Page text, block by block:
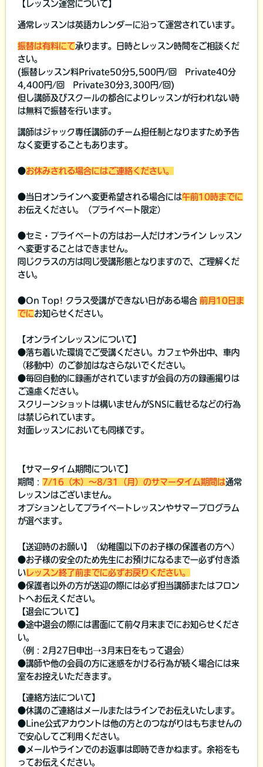
【レッスン運営について】
通常レッスンは英語カレンダーに沿って運営されています。
振替は有料にて承ります。日時とレッスン時間をご相談くだ
さい。
(振替レッスン料Private50分5,500円/回 Private40分
4,400円/回 Private30分3,300円/回)
但し講師及びスクールの都合によりレッスンが行われない時
は無料で振替を行います。
講師はジャック専任講師のチーム担任制となりますため予告
なく変更することもあります。
●お休みされる場合にはご連絡ください。
●当日オンラインへ変更希望される場合には午前10時までに
お伝えください。（プライベート限定）
●セミ・プライベートの方はお一人だけオンライン レッスン
へ変更することはできません。
同じクラスの方は同じ受講形態となりますので、ご理解くだ
さい。
●On Top! クラス受講ができない日がある場合 前月10日ま
でにお知らせください。
【オンラインレッスンについて】
●落ち着いた環境でご受講ください。カフェや外出中、車内
（移動中）のご参加はなさらないでください。
●毎回自動的に録画がされていますが会員の方の録画撮りは
ご遠慮ください。
スクリーンショットは構いませんがSNSに載せるなどの行為
は禁じられています。
対面レッスンにおいても同様です。
【サマータイム期間について】
期間： 7/16（木）～8/31（月）のサマータイム期間は通常
レッスンはございません。
オプションとしてプライベートレッスンやサマープログラム
が選べます。
【送迎時のお願い】（幼稚園以下のお子様の保護者の方へ）
●お子様の安全のため先生にお預けになるまで一必ず付き添
い レッスン終了前までに必ずお戻りください。
●保護者以外の方が送迎の際には必ず担当講師またはフロン
トへお伝えください。
【退会について】
●途中退会の際には書面にて前々月末までにお知らせくださ
い。
（例：2月27日申出→3月末日をもって退会）
●講師や他の会員の方に迷惑をかける行為が続く場合には来
室をお控えいただきます。
【連絡方法について】
●休講のご連絡はメールまたはラインでお伝えいたします。
●Line公式アカウントは他の方とのつながりはもちませんの
で安心してご利用ください。
●メールやラインでのお返事は即時できかねます。余裕をも
ってお伝えください。